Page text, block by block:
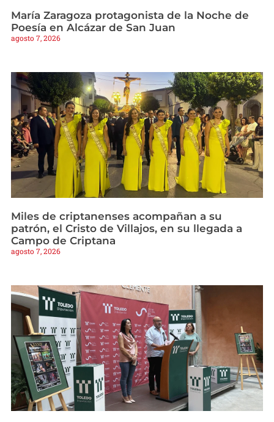
María Zaragoza protagonista de la Noche de
Poesía en Alcázar de San Juan
agosto 7, 2026
Miles de criptanenses acompañan a su
patrón, el Cristo de Villajos, en su llegada a
Campo de Criptana
agosto 7, 2026